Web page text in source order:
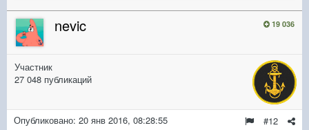
19 036
nevic
Участник
27 048 публикаций
#12
Опубликовано: 20 янв 2016, 08:28:55